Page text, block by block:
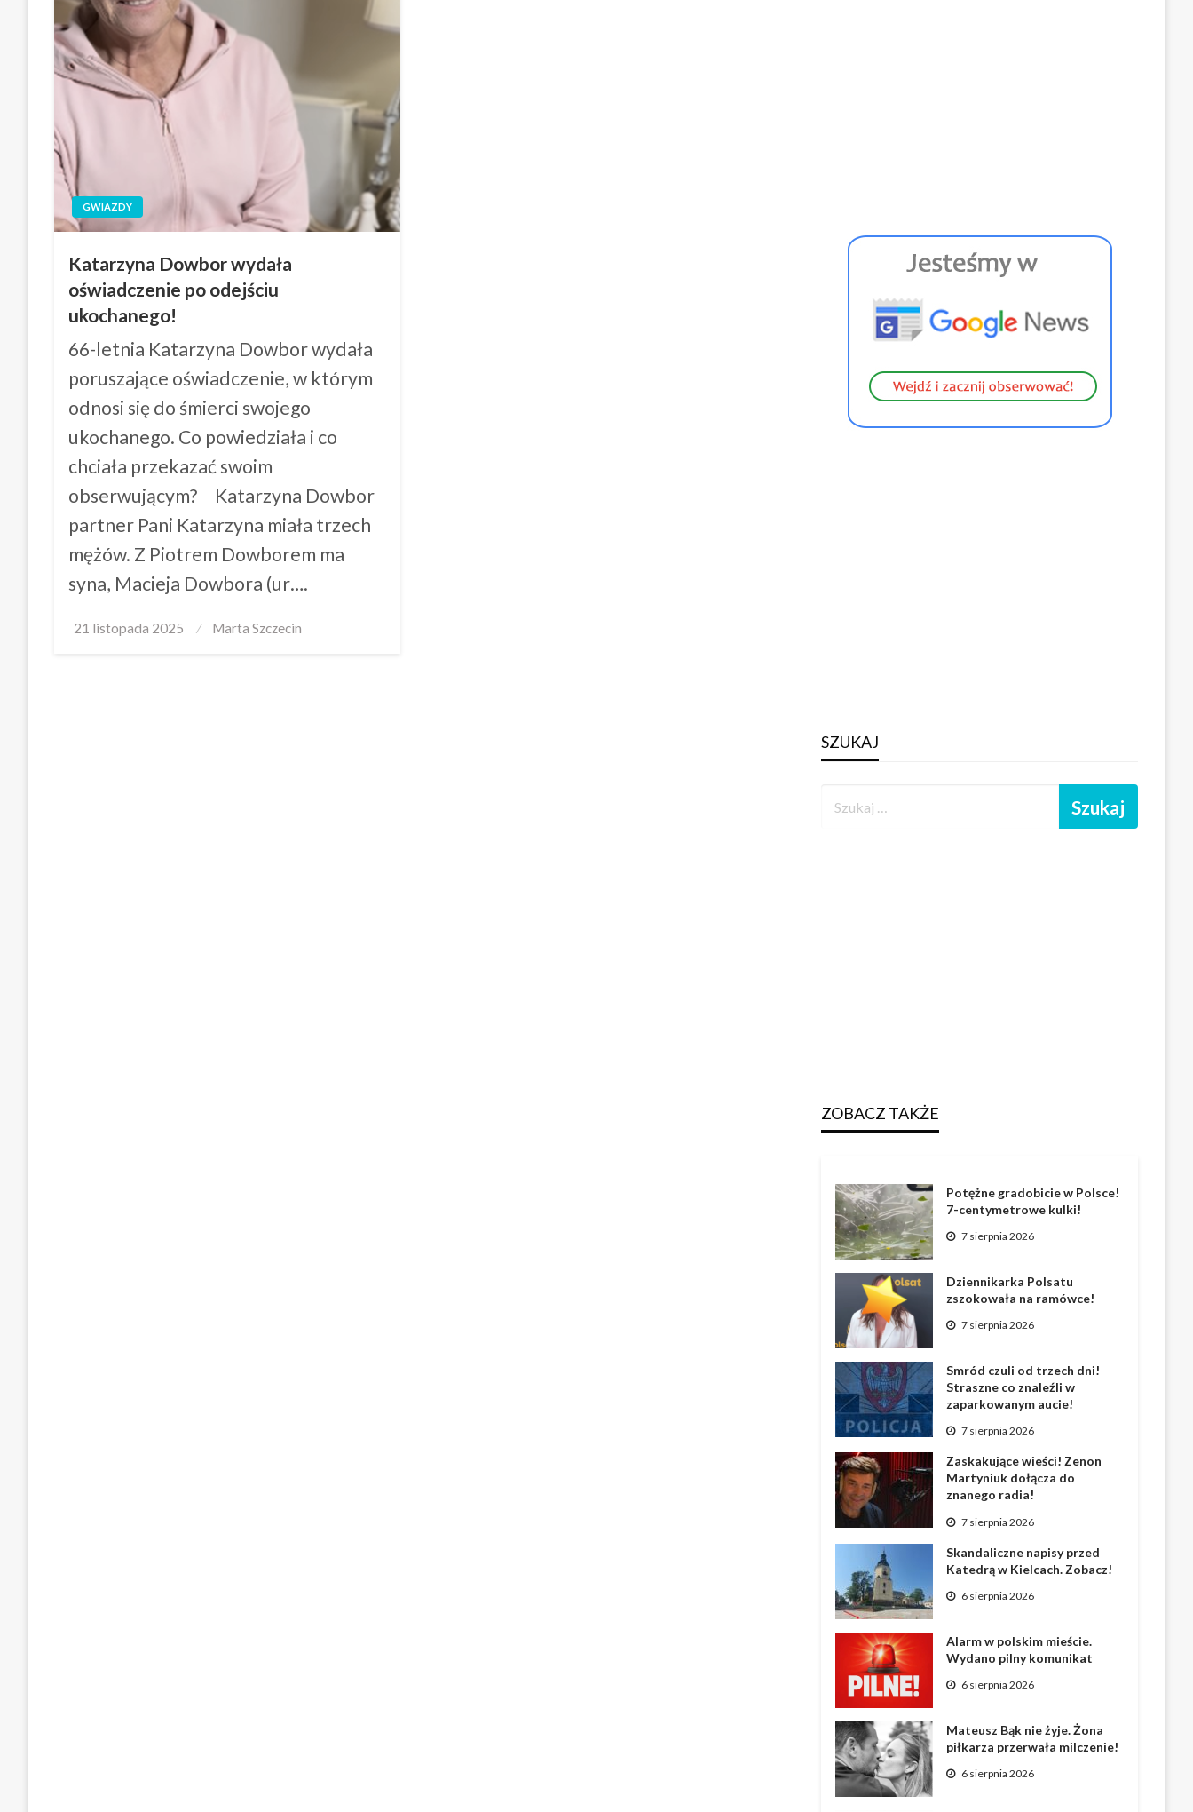
GWIAZDY
Katarzyna Dowbor wydała
oświadczenie po odejściu
ukochanego!
66-letnia Katarzyna Dowbor wydała
poruszające oświadczenie, w którym
odnosi się do śmierci swojego
ukochanego. Co powiedziała i co
chciała przekazać swoim
obserwującym? Katarzyna Dowbor
partner Pani Katarzyna miała trzech
mężów. Z Piotrem Dowborem ma
syna, Macieja Dowbora (ur….
Posted
21 listopada 2025 Marta Szczecin
SZUKAJ
ZOBACZ TAKŻE
Potężne gradobicie w Polsce!
7-centymetrowe kulki!
7 sierpnia 2026
Dziennikarka Polsatu
zszokowała na ramówce!
7 sierpnia 2026
Smród czuli od trzech dni!
Straszne co znaleźli w
zaparkowanym aucie!
7 sierpnia 2026
Zaskakujące wieści! Zenon
Martyniuk dołącza do
znanego radia!
7 sierpnia 2026
Skandaliczne napisy przed
Katedrą w Kielcach. Zobacz!
6 sierpnia 2026
Alarm w polskim mieście.
Wydano pilny komunikat
6 sierpnia 2026
Mateusz Bąk nie żyje. Żona
piłkarza przerwała milczenie!
6 sierpnia 2026